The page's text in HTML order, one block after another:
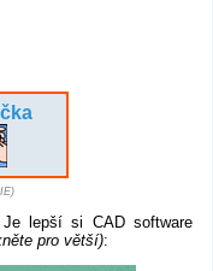
lepší si CAD software
pro větší):